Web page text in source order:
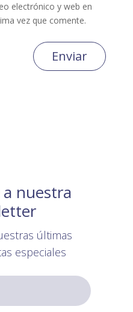
electrónico y web en
vez que comente.
Enviar
nuestra
últimas
especiales